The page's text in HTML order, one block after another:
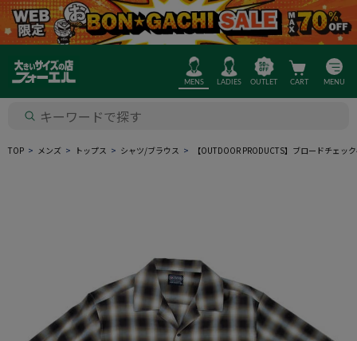
MENS LADIES OUTLET CART MENU
TOP メンズ トップス シャツ/ブラウス 【OUTDOOR PRODUCTS】ブロードチェ